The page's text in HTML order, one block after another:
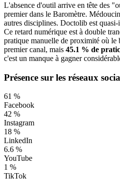
L'absence d'outil arrive en tête des
premier dans le Baromètre.
autres disciplines. Doctolib est
Ce retard numérique est à double
pratique manuelle de proximité où le
premier canal, mais 45.1 % de
c'est un manque à gagner
Présence sur les réseaux
61 %
Facebook
42 %
Instagram
18 %
LinkedIn
6.6 %
YouTube
1 %
TikTok